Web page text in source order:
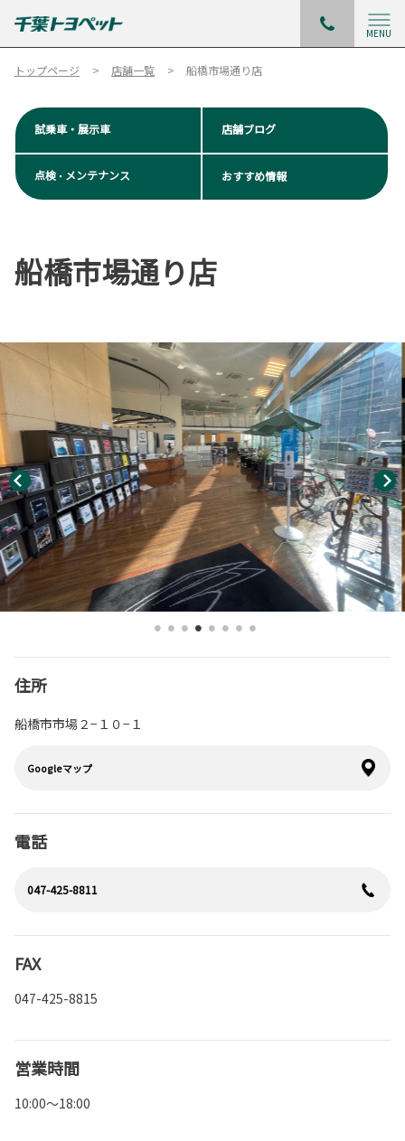
MENU
トップページ 店舗一覧 船橋市場通り店
試乗車・展示車 店舗ブログ
点検 ・ メンテナンス おすすめ情報
船橋市場通り店
住所
船橋市市場２−１０−１
Googleマップ
電話
047-425-8811
FAX
047-425-8815
営業時間
10:00～18:00